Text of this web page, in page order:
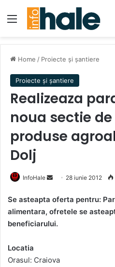
Menu
Home / Proiecte și șantiere
Proiecte și șantiere
Realizeaza
noua sectie
produse
Dolj
InfoHale
Send
email
28 iunie 2012
Se asteapta oferta pentru:
alimentara, ofretele se
beneficiarului.
Locatia
Orasul: Craiova